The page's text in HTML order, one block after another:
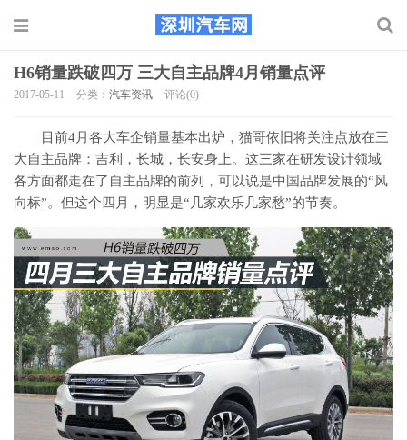
H6销量跌破四万 三大自主品牌4月销量点评
2017-05-11 分类： 汽车资讯 评论(0)
目前4月各大车企销量基本出炉，猫哥依旧将关注点放在三
大自主品牌：吉利，长城，长安身上。这三家在研发设计领域
各方面都走在了自主品牌的前列，可以说是中国品牌发展的“风
向标”。但这个四月，明显是“几家欢乐几家愁”的节奏。